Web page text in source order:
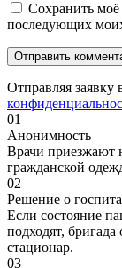
Сохранить моё
последующих
Отправляя заявку
01
Анонимность
Врачи приезжают
гражданской
02
Решение о
Если состояние
подходят,
стационар.
03